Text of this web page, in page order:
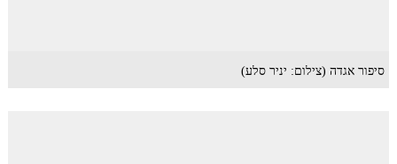
סיפור אגדה (צילום: יניר סלע)